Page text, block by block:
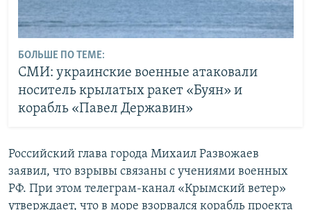
БОЛЬШЕ ПО ТЕМЕ:
СМИ: украинские военные атаковали
носитель крылатых ракет «Буян» и
корабль «Павел Державин»
Российский глава города Михаил Развожаев
заявил, что взрывы связаны с учениями военных
РФ. При этом телеграм-канал «Крымский ветер»
утверждает, что в море взорвался корабль проекта